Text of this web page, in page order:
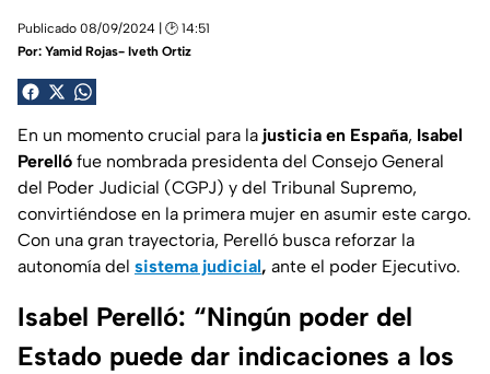
Publicado 08/09/2024 | 🕑 14:51
Por: Yamid Rojas- Iveth Ortiz
En un momento crucial para la justicia en España, Isabel
Perelló fue nombrada presidenta del Consejo General
del Poder Judicial (CGPJ) y del Tribunal Supremo,
convirtiéndose en la primera mujer en asumir este cargo.
Con una gran trayectoria, Perelló busca reforzar la
autonomía del sistema judicial, ante el poder Ejecutivo.
Isabel Perelló: “Ningún poder del
Estado puede dar indicaciones a los